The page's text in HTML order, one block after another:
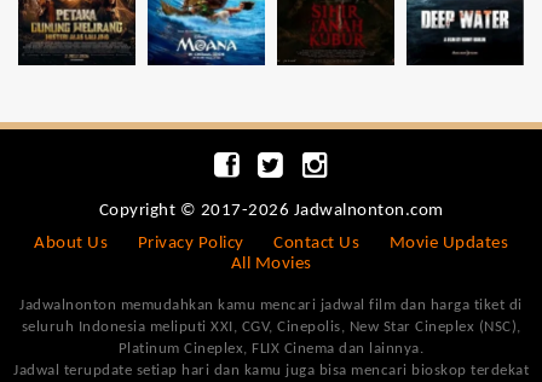
Copyright © 2017-2026 Jadwalnonton.com
About Us
Privacy Policy Contact Us
Movie Updates
All Movies
Jadwalnonton memudahkan kamu mencari jadwal film dan harga tiket di
seluruh Indonesia meliputi XXI, CGV, Cinepolis, New Star Cineplex (NSC),
Platinum Cineplex, FLIX Cinema dan lainnya.
Jadwal terupdate setiap hari dan kamu juga bisa mencari bioskop terdekat